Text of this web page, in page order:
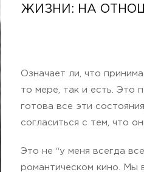
ЖИЗНИ: НА
Означает ли, что
то мере, так и есть. Это
готова все эти
согласиться с тем, что
Это не “у меня всегда
романтическом кино. Мы